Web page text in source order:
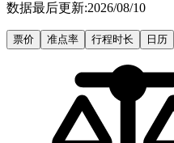
数据最后更新:2026/08/10
票价 准点率 行程时长 日历